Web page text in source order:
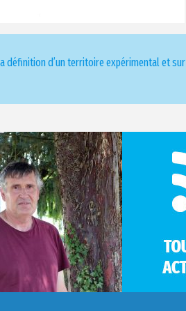
définition d’un territoire expérimental et sur